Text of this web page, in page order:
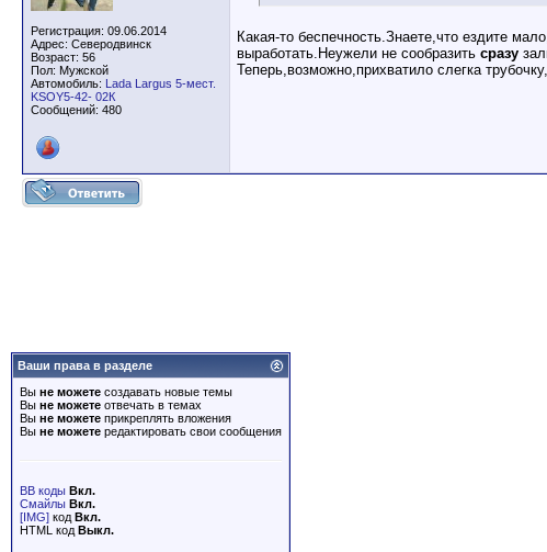
Регистрация: 09.06.2014
Адрес: Северодвинск
Возраст: 56
Пол: Мужской
Автомобиль: Lada Largus 5-мест.
KSOY5-42- 02К
Сообщений: 480
Какая-то беспечность.Знаете,что ездите
выработать.Неужели не сообразить сразу
Теперь,возможно,прихватило слегка
Ваши права в разделе
Вы не можете создавать новые темы
Вы не можете отвечать в темах
Вы не можете прикреплять вложения
Вы не можете редактировать свои сообщения
BB коды Вкл.
Смайлы Вкл.
[IMG] код Вкл.
HTML код Выкл.